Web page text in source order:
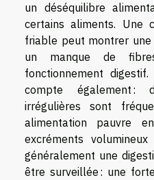
un déséquilibre
certains aliments. Une
friable peut montrer
un manque de
fonctionnement
compte également
irrégulières sont
alimentation pauvre
excréments
généralement une
être surveillée : une